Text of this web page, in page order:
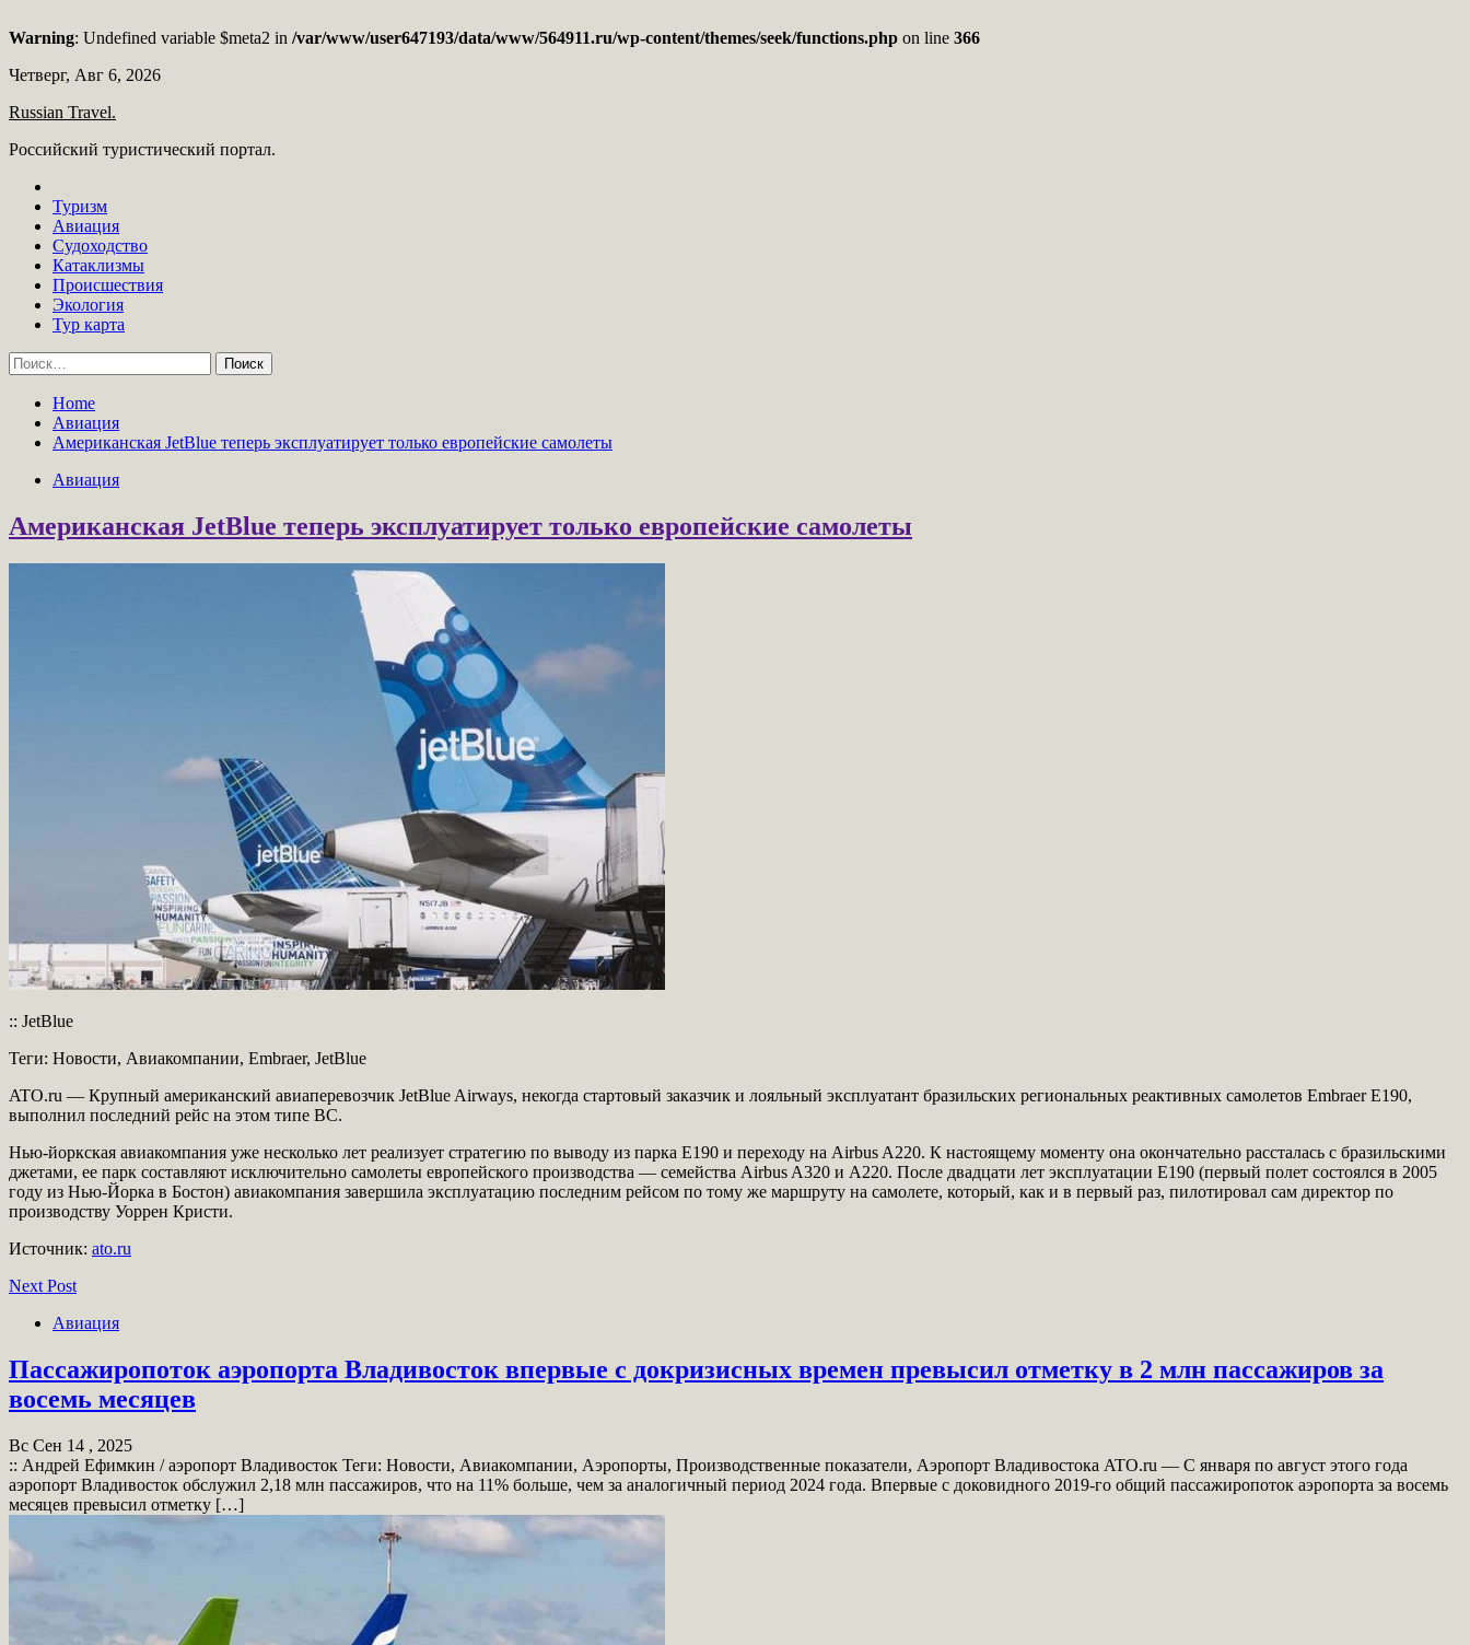
Warning: Undefined variable $meta2 in /var/www/user647193/data/www/564911.ru/wp-content/themes/seek/functions.php on line 366
Skip
content
Четверг, Авг 6, 2026
Russian Travel.
Российский туристический портал.
Туризм
Авиация
Судоходство
Катаклизмы
Происшествия
Экология
Тур карта
Найти:
Home
Авиация
Американская JetBlue теперь эксплуатирует только европейские самолеты
Авиация
Американская JetBlue теперь эксплуатирует только европейские самолеты
:: JetBlue
Теги: Новости, Авиакомпании, Embraer, JetBlue
ATO.ru — Крупный американский авиаперевозчик JetBlue Airways, некогда стартовый заказчик и лояльный эксплуатант бразильских региональных реактивных самолетов Embraer E190,
выполнил последний рейс на этом типе ВС.
Нью-йоркская авиакомпания уже несколько лет реализует стратегию по выводу из парка E190 и переходу на Airbus A220. К настоящему моменту она окончательно рассталась с бразильскими
джетами, ее парк составляют исключительно самолеты европейского производства — семейства Airbus A320 и A220. После двадцати лет эксплуатации Е190 (первый полет состоялся в 2005
году из Нью-Йорка в Бостон) авиакомпания завершила эксплуатацию последним рейсом по тому же маршруту на самолете, который, как и в первый раз, пилотировал сам директор по
производству Уоррен Кристи.
Источник: ato.ru
Next Post
Авиация
Пассажиропоток аэропорта Владивосток впервые с докризисных времен превысил отметку в 2 млн пассажиров за
восемь месяцев
Вс Сен 14 , 2025
:: Андрей Ефимкин / аэропорт Владивосток Теги: Новости, Авиакомпании, Аэропорты, Производственные показатели, Аэропорт Владивостока ATO.ru — С января по август этого года
аэропорт Владивосток обслужил 2,18 млн пассажиров, что на 11% больше, чем за аналогичный период 2024 года. Впервые с доковидного 2019-го общий пассажиропоток аэропорта за восемь
месяцев превысил отметку […]